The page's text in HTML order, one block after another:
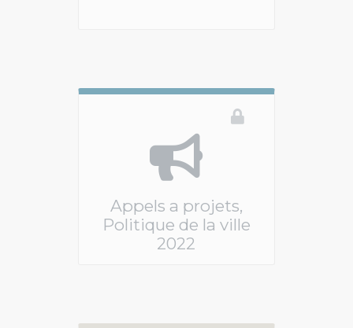
Appels a projets,
Politique de la ville
2022